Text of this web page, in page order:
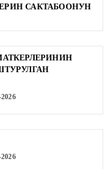
САКТАБООНУН